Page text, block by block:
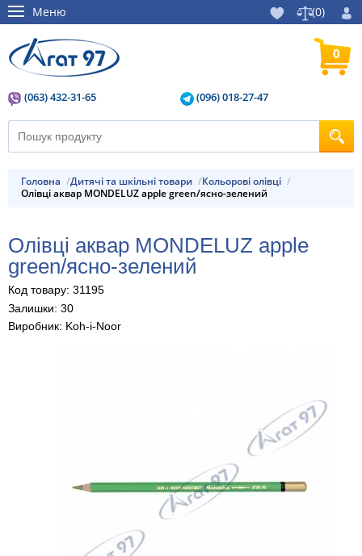
Меню (0)
(063) 432-31-65 (096) 018-27-47
0
Головна Дитячі та шкільні товари
Кольорові олівці
Олівці аквар MONDELUZ apple green/ясно-зелений
Олівці аквар MONDELUZ apple
green/ясно-зелений
Код товару: 31195
Залишки: 30
Виробник: Koh-i-Noor